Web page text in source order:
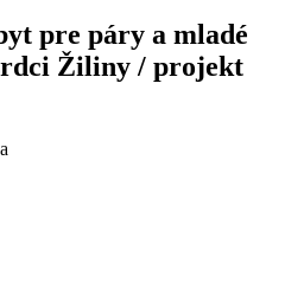
pre páry a mladé
Žiliny / projekt